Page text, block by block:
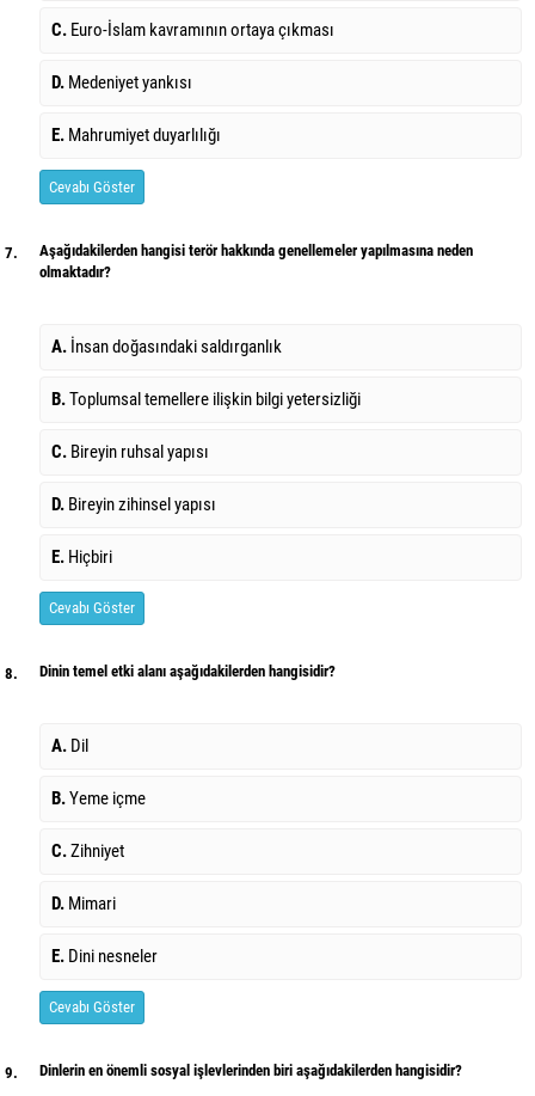
C. Euro-İslam kavramının ortaya çıkması
D. Medeniyet yankısı
E. Mahrumiyet duyarlılığı
Cevabı Göster
7.
Aşağıdakilerden hangisi terör hakkında genellemeler yapılmasına neden
olmaktadır?
A. İnsan doğasındaki saldırganlık
B.Toplumsal temellere ilişkin bilgi yetersizliği
C. Bireyin ruhsal yapısı
D. Bireyin zihinsel yapısı
E. Hiçbiri
Cevabı Göster
8. Dinin temel etki alanı aşağıdakilerden hangisidir?
A. Dil
B.Yeme içme
C.Zihniyet
D. Mimari
E. Dini nesneler
Cevabı Göster
9. Dinlerin en önemli sosyal işlevlerinden biri aşağıdakilerden hangisidir?